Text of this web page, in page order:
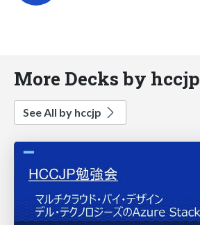
More Decks by hccjp
See All by hccjp